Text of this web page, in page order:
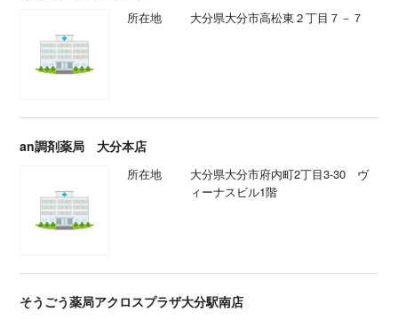
所在地 大分県大分市高松東２丁目７－７
an調剤薬局 大分本店
所在地
大分県大分市府内町2丁目3-30 ヴ
ィーナスビル1階
そうごう薬局アクロスプラザ大分駅南店